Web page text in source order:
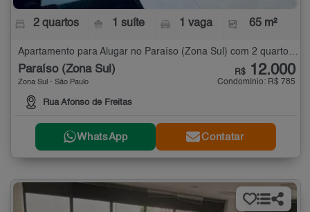
2 quartos 1 suíte 1 vaga 65 m²
Apartamento para Alugar no Paraíso (Zona Sul) com 2 quartos - 65 m²
Paraíso (Zona Sul)
Zona Sul - São Paulo
Rua Afonso de Freitas
R$ 12.000
Condomínio: R$ 785
WhatsApp Contatar